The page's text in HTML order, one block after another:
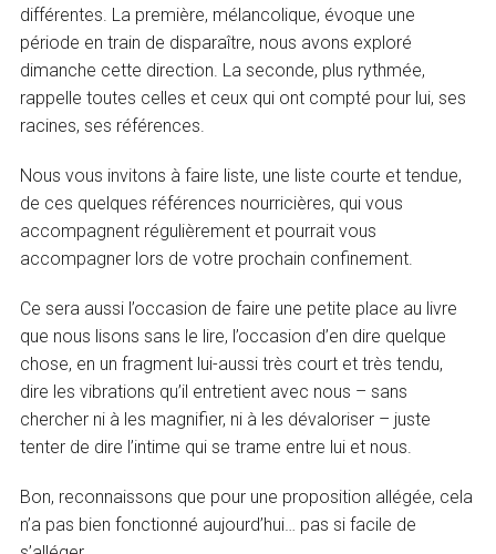
différentes. La première, mélancolique, évoque une
période en train de disparaître, nous avons exploré
dimanche cette direction. La seconde, plus rythmée,
rappelle toutes celles et ceux qui ont compté pour lui, ses
racines, ses références.
Nous vous invitons à faire liste, une liste courte et tendue,
de ces quelques références nourricières, qui vous
accompagnent régulièrement et pourrait vous
accompagner lors de votre prochain confinement.
Ce sera aussi l’occasion de faire une petite place au livre
que nous lisons sans le lire, l’occasion d’en dire quelque
chose, en un fragment lui-aussi très court et très tendu,
dire les vibrations qu’il entretient avec nous – sans
chercher ni à les magnifier, ni à les dévaloriser – juste
tenter de dire l’intime qui se trame entre lui et nous.
Bon, reconnaissons que pour une proposition allégée, cela
n’a pas bien fonctionné aujourd’hui… pas si facile de